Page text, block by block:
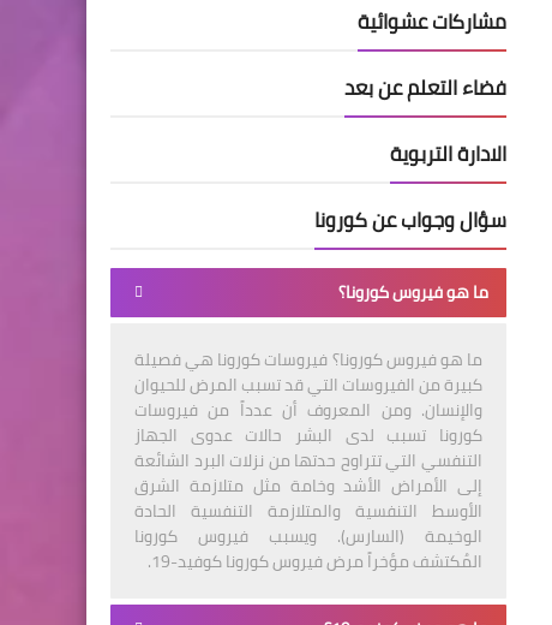
مشاركات عشوائية
فضاء التعلم عن بعد
الادارة التربوية
سؤال وجواب عن كورونا
ما هو فيروس كورونا؟
ما هو فيروس كورونا؟ فيروسات كورونا هي فصيلة
كبيرة من الفيروسات التي قد تسبب المرض للحيوان
والإنسان. ومن المعروف أن عدداً من فيروسات
كورونا تسبب لدى البشر حالات عدوى الجهاز
التنفسي التي تتراوح حدتها من نزلات البرد الشائعة
إلى الأمراض الأشد وخامة مثل متلازمة الشرق
الأوسط التنفسية والمتلازمة التنفسية الحادة
الوخيمة (السارس). ويسبب فيروس كورونا
المُكتشف مؤخراً مرض فيروس كورونا كوفيد-19.